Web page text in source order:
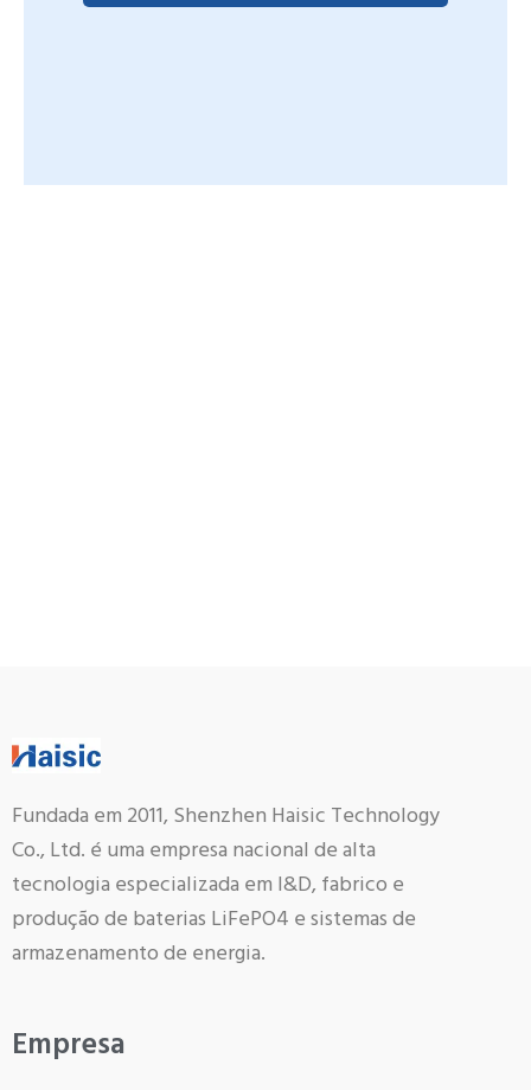
Fundada em 2011, Shenzhen Haisic Technology
Co., Ltd. é uma empresa nacional de alta
tecnologia especializada em I&D, fabrico e
produção de baterias LiFePO4 e sistemas de
armazenamento de energia.
Empresa